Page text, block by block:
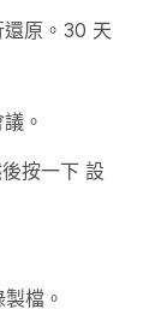
原。30 天
議 。
按一下 設
檔。